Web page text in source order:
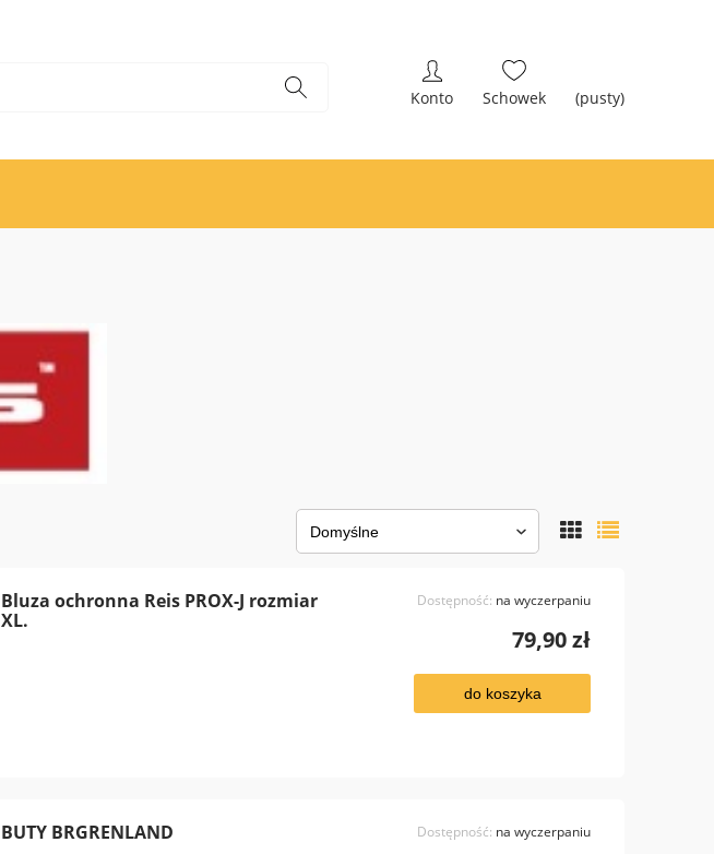
(pusty)
Bluza ochronna Reis PROX-J rozmiar
XL.
Dostępność: na wyczerpaniu
79,90 zł
do koszyka
BUTY BRGRENLAND Dostępność: na wyczerpaniu